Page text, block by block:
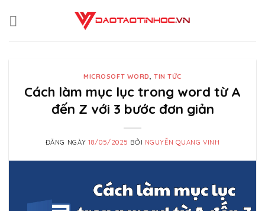
MICROSOFT WORD,TIN TỨC
Cách làm mục lục trong word từ A
đến Z với 3 bước đơn giản
ĐĂNG NGÀY18/05/2025 BỞI NGUYỄN QUANG VINH